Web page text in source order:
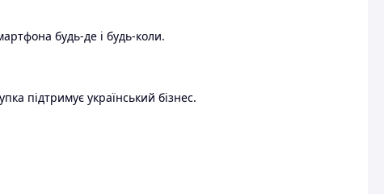
будь-де і будь-коли.
підтримує український бізнес.